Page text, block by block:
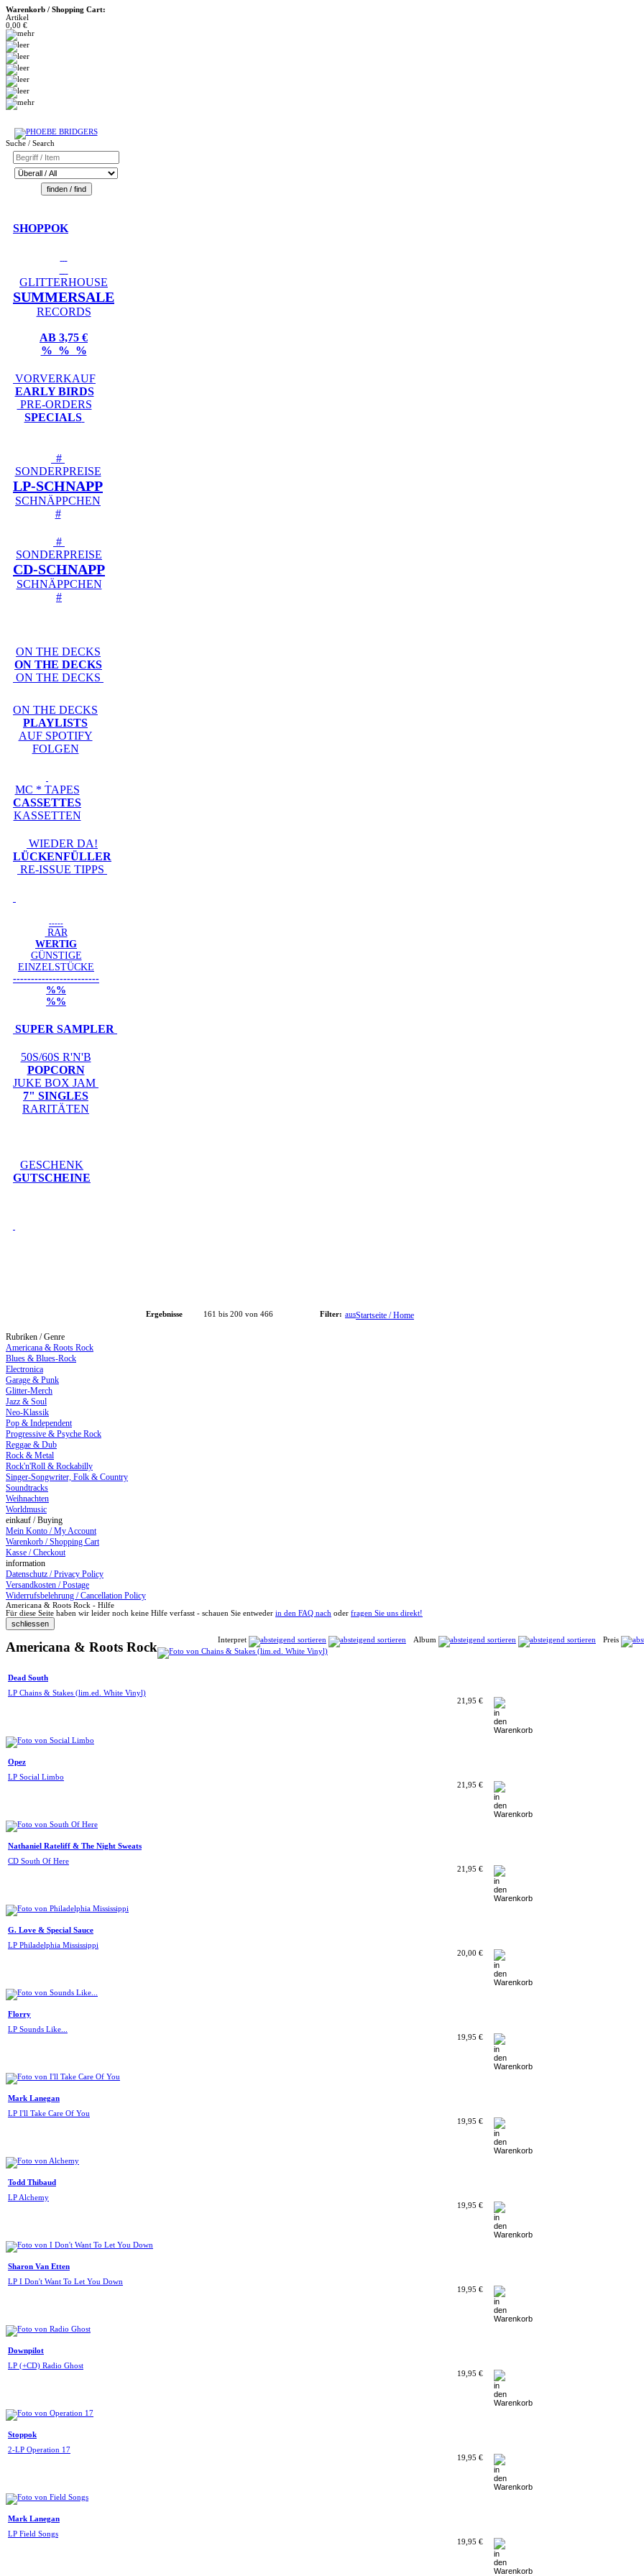
Warenkorb / Shopping Cart:
Artikel
0,00 €
Suche / Search
SHOPPOK
GLITTERHOUSE
SUMMERSALE
RECORDS
AB 3,75 €
% % %
VORVERKAUF
EARLY BIRDS
PRE-ORDERS
SPECIALS
#
SONDERPREISE
LP-SCHNAPP
SCHNÄPPCHEN
#
#
SONDERPREISE
CD-SCHNAPP
SCHNÄPPCHEN
#
ON THE DECKS
ON THE DECKS
ON THE DECKS
ON THE DECKS
PLAYLISTS
AUF SPOTIFY
FOLGEN
MC * TAPES
CASSETTES
KASSETTEN
WIEDER DA!
LÜCKENFÜLLER
RE-ISSUE TIPPS
-----
RAR
WERTIG
GÜNSTIGE
EINZELSTÜCKE
------------------------
%%
%%
SUPER SAMPLER
50S/60S R'N'B
POPCORN
JUKE BOX JAM
7" SINGLES
RARITÄTEN
GESCHENK
GUTSCHEINE
Ergebnisse 161 bis 200 von 466 Filter: ausStartseite / Home
Rubriken / Genre
Americana & Roots Rock
Blues & Blues-Rock
Electronica
Garage & Punk
Glitter-Merch
Jazz & Soul
Neo-Klassik
Pop & Independent
Progressive & Psyche Rock
Reggae & Dub
Rock & Metal
Rock'n'Roll & Rockabilly
Singer-Songwriter, Folk & Country
Soundtracks
Weihnachten
Worldmusic
einkauf / Buying
Mein Konto / My Account
Warenkorb / Shopping Cart
Kasse / Checkout
information
Datenschutz / Privacy Policy
Versandkosten / Postage
Widerrufsbelehrung / Cancellation Policy
Americana & Roots Rock - Hilfe
Für diese Seite haben wir leider noch keine Hilfe verfasst - schauen Sie entweder in den FAQ nach oder fragen Sie uns direkt!
Americana & Roots Rock Interpret Album Preis
Dead South
LP Chains & Stakes (lim.ed. White Vinyl)
21,95 €
Opez
LP Social Limbo
21,95 €
Nathaniel Rateliff & The Night Sweats
CD South Of Here
21,95 €
G. Love & Special Sauce
LP Philadelphia Mississippi
20,00 €
Florry
LP Sounds Like...
19,95 €
Mark Lanegan
LP I'll Take Care Of You
19,95 €
Todd Thibaud
LP Alchemy
19,95 €
Sharon Van Etten
LP I Don't Want To Let You Down
19,95 €
Downpilot
LP (+CD) Radio Ghost
19,95 €
Stoppok
2-LP Operation 17
19,95 €
Mark Lanegan
LP Field Songs
19,95 €